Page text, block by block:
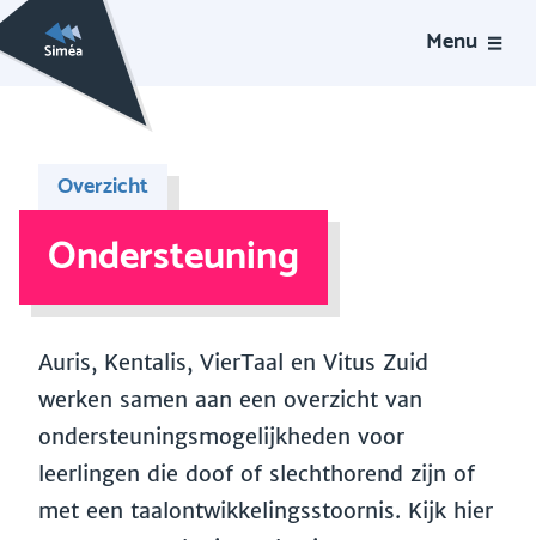
Menu
Overzicht
Ondersteuning
Auris, Kentalis, VierTaal en Vitus Zuid
werken samen aan een overzicht van
ondersteuningsmogelijkheden voor
leerlingen die doof of slechthorend zijn of
met een taalontwikkelingsstoornis. Kijk hier